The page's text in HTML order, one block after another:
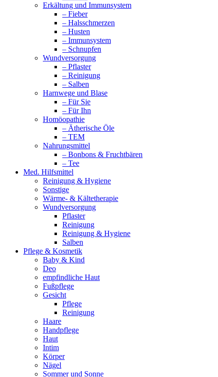
Erkältung und Immunsystem
– Fieber
– Halsschmerzen
– Husten
– Immunsystem
– Schnupfen
Wundversorgung
– Pflaster
– Reinigung
– Salben
Harnwege und Blase
– Für Sie
– Für Ihn
Homöopathie
– Ätherische Öle
– TEM
Nahrungsmittel
– Bonbons & Fruchtbären
– Tee
Med. Hilfsmittel
Reinigung & Hygiene
Sonstige
Wärme- & Kältetherapie
Wundversorgung
Pflaster
Reinigung
Reinigung & Hygiene
Salben
Pflege & Kosmetik
Baby & Kind
Deo
empfindliche Haut
Fußpflege
Gesicht
Pflege
Reinigung
Haare
Handpflege
Haut
Intim
Körper
Nägel
Sommer und Sonne